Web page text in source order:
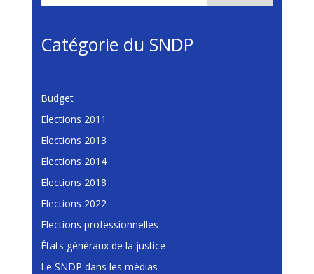
Catégorie du SNDP
Budget
Elections 2011
Elections 2013
Elections 2014
Elections 2018
Elections 2022
Elections professionnelles
États généraux de la justice
Le SNDP dans les médias